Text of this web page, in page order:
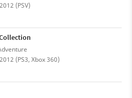
(PSV)
(PS3, Xbox 360)